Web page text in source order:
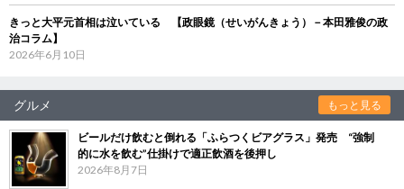
きっと大平元首相は泣いている 【政眼鏡（せいがんきょう）－本田雅俊の政
治コラム】
2026年6月10日
グルメ もっと見る
ビールだけ飲むと倒れる「ふらつくビアグラス」発売 “強制
的に水を飲む”仕掛けで適正飲酒を後押し
2026年8月7日